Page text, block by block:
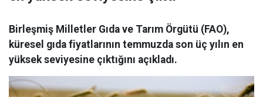
Birleşmiş Milletler Gıda ve Tarım Örgütü (FAO),
küresel gıda fiyatlarının temmuzda son üç yılın en
yüksek seviyesine çıktığını açıkladı.